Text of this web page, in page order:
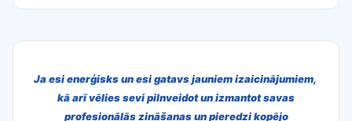
Ja esi enerģisks un esi gatavs jauniem izaicinājumiem,
kā arī vēlies sevipilnveidot un izmantot savas
profesionālās zināšanas un pieredzi kopējo